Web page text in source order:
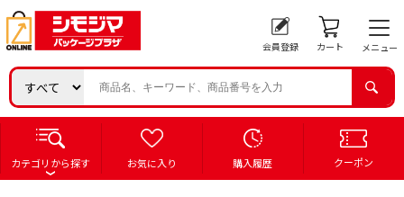
会員登録 カート メニュー
カテゴリから探す お気に入り 購入履歴 クーポン